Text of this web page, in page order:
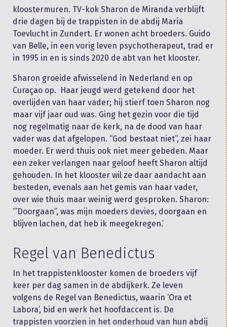
kloostermuren. TV-kok Sharon de Miranda verblijft
drie dagen bij de trappisten in de abdij Maria
Toevlucht in Zundert. Er wonen acht broeders. Guido
van Belle, in een vorig leven psychotherapeut, trad er
in 1995 in en is sinds 2020 de abt van het klooster.
Sharon groeide afwisselend in Nederland en op
Curaçao op. Haar jeugd werd getekend door het
overlijden van haar vader; hij stierf toen Sharon nog
maar vijf jaar oud was. Ging het gezin voor die tijd
nog regelmatig naar de kerk, na de dood van haar
vader was dat afgelopen. “God bestaat niet”, zei haar
moeder. Er werd thuis ook niet meer gebeden. Maar
een zeker verlangen naar geloof heeft Sharon altijd
gehouden. In het klooster wil ze daar aandacht aan
besteden, evenals aan het gemis van haar vader,
over wie thuis maar weinig werd gesproken. Sharon:
‘”Doorgaan”, was mijn moeders devies, doorgaan en
blijven lachen, dat heb ik meegekregen.’
Regel van Benedictus
In het trappistenklooster komen de broeders vijf
keer per dag samen in de abdijkerk. Ze leven
volgens de Regel van Benedictus, waarin ‘Ora et
Labora’, bid en werk het hoofdaccent is. De
trappisten voorzien in het onderhoud van hun abdij